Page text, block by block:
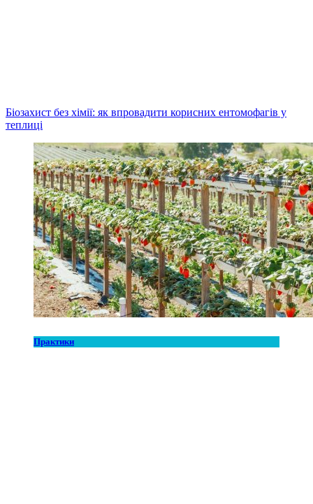
Біозахист без хімії: як впровадити корисних ентомофагів у
теплиці
Практики